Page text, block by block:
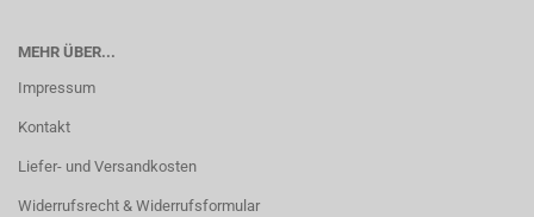
MEHR ÜBER...
Impressum
Kontakt
Liefer- und Versandkosten
Widerrufsrecht & Widerrufsformular